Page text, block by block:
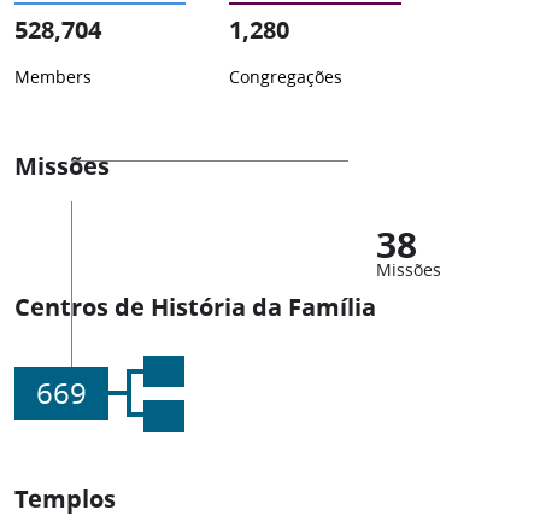
528,704
Members
1,280
Congregações
Missões
38
Missões
Centros de História da Família
669
Templos